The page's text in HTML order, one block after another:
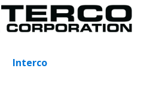
Interco